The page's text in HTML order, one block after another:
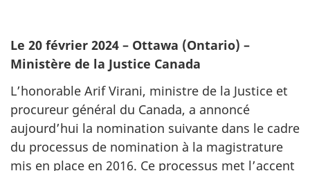
Le 20 février 2024 – Ottawa (Ontario) –
Ministère de la Justice Canada
L’honorable Arif Virani, ministre de la Justice et
procureur général du Canada, a annoncé
aujourd’hui la nomination suivante dans le cadre
du processus de nomination à la magistrature
mis en place en 2016. Ce processus met l’accent